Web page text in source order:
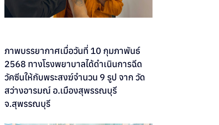
ภาพบรรยากาศเมื่อวันที่ 10 กุมภาพันธ์
2568 ทางโรงพยาบาลได้ดำเนินการฉีด
วัคซีนให้กับพระสงฆ์จำนวน 9 รูป จาก วัด
สว่างอารมณ์ อ.เมืองสุพรรณบุรี
จ.สุพรรณบุรี